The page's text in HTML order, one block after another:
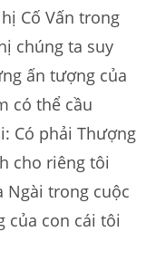
Cố Vấn trong
chúng ta suy
ấn tượng của
có thể cầu
Có phải Thượng
cho riêng tôi
Ngài trong cuộc
của con cái tôi